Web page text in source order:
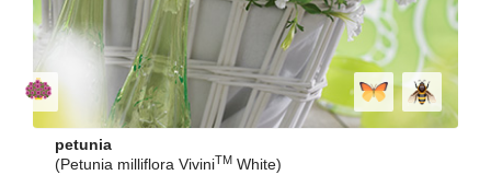
petunia
(Petunia milliflora ViviniTM White)